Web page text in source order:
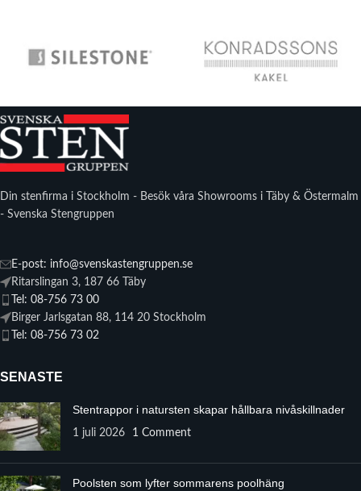
Din stenfirma i Stockholm - Besök våra Showrooms i Täby & Östermalm
- Svenska Stengruppen
E-post: info@svenskastengruppen.se
Ritarslingan 3, 187 66 Täby
Tel: 08-756 73 00
Birger Jarlsgatan 88, 114 20 Stockholm
Tel: 08-756 73 02
SENASTE
Stentrappor i natursten skapar hållbara nivåskillnader
1 juli 2026 1 Comment
Poolsten som lyfter sommarens poolhäng